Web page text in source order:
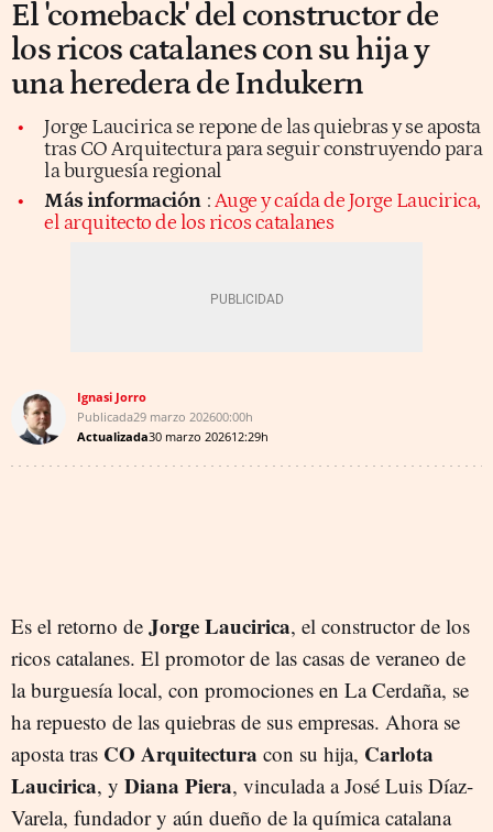
El 'comeback' del constructor de
los ricos catalanes con su hija y
una heredera de Indukern
Jorge Laucirica se repone de las quiebras y se aposta
tras CO Arquitectura para seguir construyendo para
la burguesía regional
Más información :Auge y caída de Jorge Laucirica,
el arquitecto de los ricos catalanes
Ignasi Jorro
Publicada29 marzo 202600:00h
Actualizada30 marzo 202612:29h
Es el retorno de Jorge Laucirica, el constructor de los
ricos catalanes. El promotor de las casas de veraneo de
la burguesía local, con promociones en La Cerdaña, se
ha repuesto de las quiebras de sus empresas. Ahora se
aposta tras CO Arquitectura con su hija, Carlota
Laucirica, y Diana Piera, vinculada a José Luis Díaz-
Varela, fundador y aún dueño de la química catalana